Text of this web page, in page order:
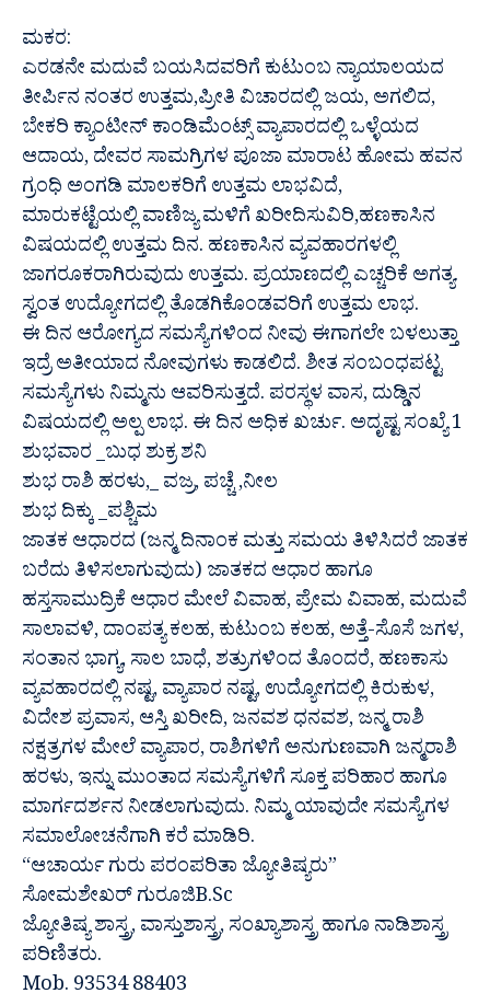
ಮಕರ:
ಎರಡನೇ ಮದುವೆ ಬಯಸಿದವರಿಗೆ ಕುಟುಂಬ ನ್ಯಾಯಾಲಯದ
ತೀರ್ಪಿನ ನಂತರ ಉತ್ತಮ,ಪ್ರೀತಿ ವಿಚಾರದಲ್ಲಿ ಜಯ, ಅಗಲಿದ,
ಬೇಕರಿ ಕ್ಯಾಂಟೀನ್ ಕಾಂಡಿಮೆಂಟ್ಸ್ ವ್ಯಾಪಾರದಲ್ಲಿ ಒಳ್ಳೆಯದ
ಆದಾಯ, ದೇವರ ಸಾಮಗ್ರಿಗಳ ಪೂಜಾ ಮಾರಾಟ ಹೋಮ ಹವನ
ಗ್ರಂಧಿ ಅಂಗಡಿ ಮಾಲಕರಿಗೆ ಉತ್ತಮ ಲಾಭವಿದೆ,
ಮಾರುಕಟ್ಟೆಯಲ್ಲಿ ವಾಣಿಜ್ಯ ಮಳಿಗೆ ಖರೀದಿಸುವಿರಿ,ಹಣಕಾಸಿನ
ವಿಷಯದಲ್ಲಿ ಉತ್ತಮ ದಿನ. ಹಣಕಾಸಿನ ವ್ಯವಹಾರಗಳಲ್ಲಿ
ಜಾಗರೂಕರಾಗಿರುವುದು ಉತ್ತಮ. ಪ್ರಯಾಣದಲ್ಲಿ ಎಚ್ಚರಿಕೆ ಅಗತ್ಯ.
ಸ್ವಂತ ಉದ್ಯೋಗದಲ್ಲಿ ತೊಡಗಿಕೊಂಡವರಿಗೆ ಉತ್ತಮ ಲಾಭ.
ಈ ದಿನ ಆರೋಗ್ಯದ ಸಮಸ್ಯೆಗಳಿಂದ ನೀವು ಈಗಾಗಲೇ ಬಳಲುತ್ತಾ
ಇದ್ರೆ ಅತೀಯಾದ ನೋವುಗಳು ಕಾಡಲಿದೆ. ಶೀತ ಸಂಬಂಧಪಟ್ಟ
ಸಮಸ್ಯೆಗಳು ನಿಮ್ಮನು ಆವರಿಸುತ್ತದೆ. ಪರಸ್ಥಳ ವಾಸ, ದುಡ್ಡಿನ
ವಿಷಯದಲ್ಲಿ ಅಲ್ಪ ಲಾಭ. ಈ ದಿನ ಅಧಿಕ ಖರ್ಚು. ಅದೃಷ್ಟ ಸಂಖ್ಯೆ 1
ಶುಭವಾರ _ಬುಧ ಶುಕ್ರ ಶನಿ
ಶುಭ ರಾಶಿ ಹರಳು,_ ವಜ್ರ, ಪಚ್ಚೆ ,ನೀಲ
ಶುಭ ದಿಕ್ಕು _ಪಶ್ಚಿಮ
ಜಾತಕ ಆಧಾರದ (ಜನ್ಮ ದಿನಾಂಕ ಮತ್ತು ಸಮಯ ತಿಳಿಸಿದರೆ ಜಾತಕ
ಬರೆದು ತಿಳಿಸಲಾಗುವುದು) ಜಾತಕದ ಆಧಾರ ಹಾಗೂ
ಹಸ್ತಸಾಮುದ್ರಿಕೆ ಆಧಾರ ಮೇಲೆ ವಿವಾಹ, ಪ್ರೇಮ ವಿವಾಹ, ಮದುವೆ
ಸಾಲಾವಳಿ, ದಾಂಪತ್ಯ ಕಲಹ, ಕುಟುಂಬ ಕಲಹ, ಅತ್ತೆ-ಸೊಸೆ ಜಗಳ,
ಸಂತಾನ ಭಾಗ್ಯ, ಸಾಲ ಬಾಧೆ, ಶತ್ರುಗಳಿಂದ ತೊಂದರೆ, ಹಣಕಾಸು
ವ್ಯವಹಾರದಲ್ಲಿ ನಷ್ಟ, ವ್ಯಾಪಾರ ನಷ್ಟ, ಉದ್ಯೋಗದಲ್ಲಿ ಕಿರುಕುಳ,
ವಿದೇಶ ಪ್ರವಾಸ, ಆಸ್ತಿ ಖರೀದಿ, ಜನವಶ ಧನವಶ, ಜನ್ಮ ರಾಶಿ
ನಕ್ಷತ್ರಗಳ ಮೇಲೆ ವ್ಯಾಪಾರ, ರಾಶಿಗಳಿಗೆ ಅನುಗುಣವಾಗಿ ಜನ್ಮರಾಶಿ
ಹರಳು, ಇನ್ನು ಮುಂತಾದ ಸಮಸ್ಯೆಗಳಿಗೆ ಸೂಕ್ತ ಪರಿಹಾರ ಹಾಗೂ
ಮಾರ್ಗದರ್ಶನ ನೀಡಲಾಗುವುದು. ನಿಮ್ಮ ಯಾವುದೇ ಸಮಸ್ಯೆಗಳ
ಸಮಾಲೋಚನೆಗಾಗಿ ಕರೆ ಮಾಡಿರಿ.
“ಆಚಾರ್ಯ ಗುರು ಪರಂಪರಿತಾ ಜ್ಯೋತಿಷ್ಯರು”
ಸೋಮಶೇಖರ್ ಗುರೂಜಿB.Sc
ಜ್ಯೋತಿಷ್ಯ ಶಾಸ್ತ್ರ, ವಾಸ್ತುಶಾಸ್ತ್ರ, ಸಂಖ್ಯಾಶಾಸ್ತ್ರ ಹಾಗೂ ನಾಡಿಶಾಸ್ತ್ರ
ಪರಿಣಿತರು.
Mob. 93534 88403